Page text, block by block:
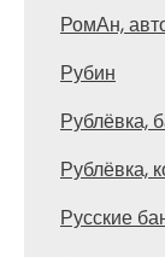
РомАн,
Рубин
Рублёвка,
Рублёвка,
Русские